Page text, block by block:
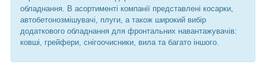
обладнання. В асортименті компанії представлені косарки,
автобетонозмішувачі, плуги, а також широкий вибір
додаткового обладнання для фронтальних навантажувачів:
ковші, грейфери, снігоочисники, вила та багато іншого.